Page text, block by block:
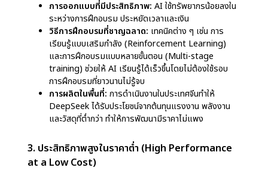
นวัตกรรม AI ของ DeepSeekได้ทำลายแนวโน้มนี้
โดยการออกแบบ R1 ให้ทำงานบนฮาร์ดแวร์ที่เรียบง่าย
และมีราคาถูกกว่า:
ค่าใช้จ่ายในการดำเนินงานที่ถูกกว่า:ระบบไม่จำเป็นต้อง
ใช้อุปกรณ์ล่าสุดที่ทรงพลังที่สุด
เข้าถึงได้ง่ายขึ้น:ธุรกิจขนาดเล็ก นักวิจัย หรือประเทศที่มี
2. ต้นทุนการพัฒนาที่ต่ำ (Low Development Cost)